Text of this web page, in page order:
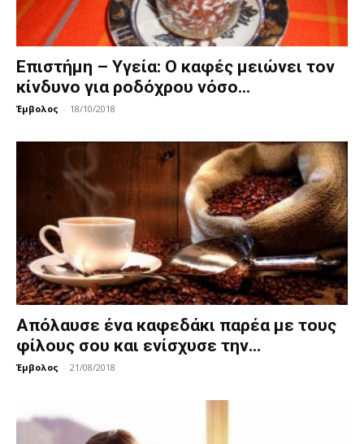
Επιστήμη – Υγεία: Ο καφές μειώνει τον
κίνδυνο για ροδόχρου νόσο...
Έμβολος - 18/10/2018
Απόλαυσε ένα καφεδάκι παρέα με τους
φίλους σου και ενίσχυσε την...
Έμβολος - 21/08/2018